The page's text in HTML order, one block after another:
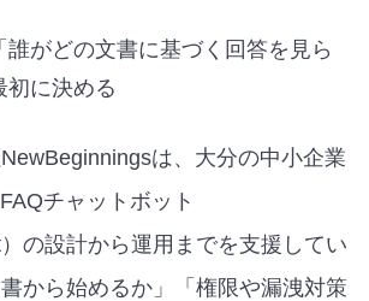
誰がどの文書に基づく回答を見ら
初に決める
は、大分の中小企業
チャットボット
）の設計から運用までを支援してい
から始めるか」「権限や漏洩対策